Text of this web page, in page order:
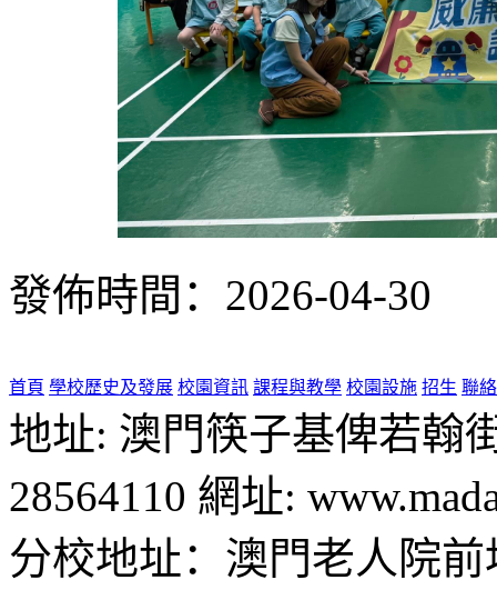
發佈時間：2026-04-30
首頁 學校歷史及發展 校園資訊 課程與教學 校園設施 招生 聯
地址: 澳門筷子基俾若翰
28564110 網址:
分校地址：澳門老人院